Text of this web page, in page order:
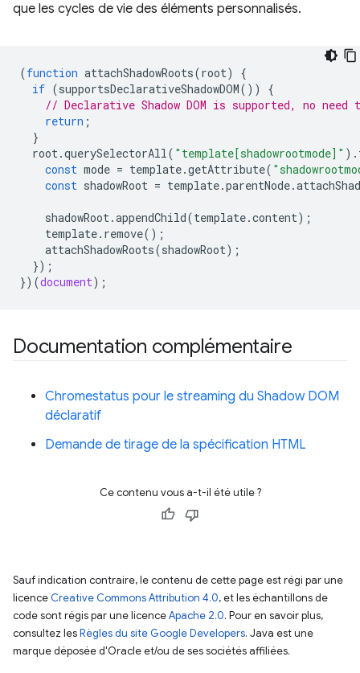
que les cycles de vie des éléments personnalisés.
(function attachShadowRoots(root)
{
if (supportsDeclarativeShadowDOM())
{
// Declarative Shadow DOM is supported, no
return ;
}
root.querySelectorAll( "template[shadowrootmode]" ).
const mode = template.getAttribute(
const shadowRoot = template.parentNode.
shadowRoot.appendChild(template.content);
template. remove();
attachShadowRoots(shadowRoot);
});
})(document);
Documentation complémentaire
Chromestatus pour le streaming du Shadow DOM
déclaratif
Demande de tirage de la spécification HTML
Ce contenu vous a-t-il été utile ?
Sauf indication contraire, le contenu de cette page est régi par une
licence Creative Commons Attribution 4.0, et les échantillons de
code sont régis par une licenceApache 2.0. Pour en savoir plus,
consultez lesRègles du site Google Developers. Java est une
marque déposée d'Oracle et/ou de ses sociétés affiliées.